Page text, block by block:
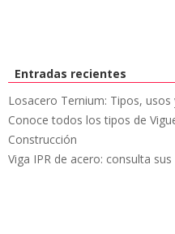
Entradas recientes
Losacero Ternium: Tipos, usos
Conoce todos los tipos de
Construcción
Viga IPR de acero: consulta